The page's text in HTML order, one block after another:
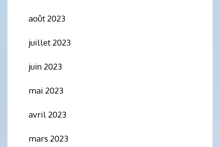
août 2023
juillet 2023
juin 2023
mai 2023
avril 2023
mars 2023